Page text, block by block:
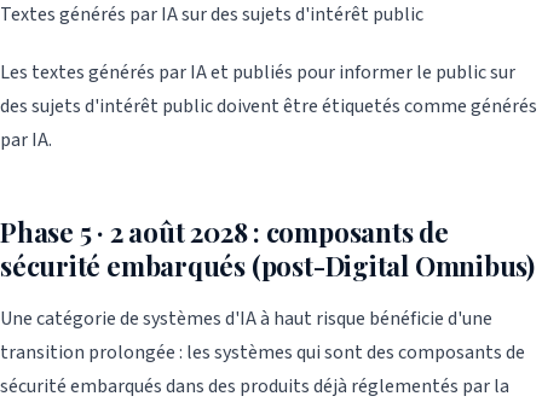
Textes générés par IA sur des sujets d'intérêt public
Les textes générés par IA et publiés pour informer le public sur
des sujets d'intérêt public doivent être étiquetés comme générés
par IA.
Phase 5 · 2 août 2028 : composants de
sécurité embarqués (post-Digital Omnibus)
Une catégorie de systèmes d'IA à haut risque bénéficie d'une
transition prolongée : les systèmes qui sont des composants de
sécurité embarqués dans des produits déjà réglementés par la